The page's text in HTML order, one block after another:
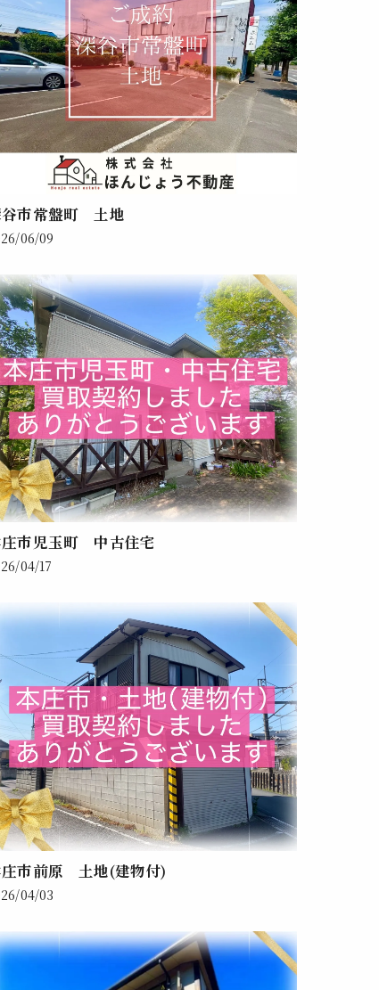
市常盤町 土地
06/09
市児玉町 中古住宅
04/17
市前原 土地(建物付)
04/03